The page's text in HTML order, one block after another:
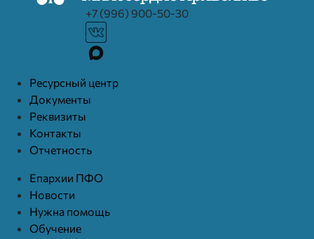
+7 (996) 900-50-30
Ресурcный центр
Документы
Реквизиты
Контакты
Отчетность
Епархии ПФО
Новости
Нужна помощь
Обучение